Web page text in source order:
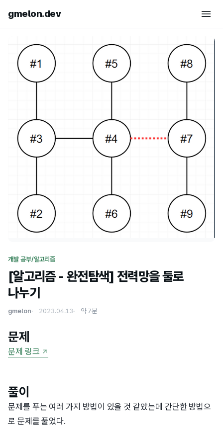
gmelon.dev
개발 공부/알고리즘
[알고리즘 - 완전탐색] 전력망을 둘로
나누기
gmelon 2023.04.13 약 7분
문제
문제 링크
풀이
문제를 푸는 여러 가지 방법이 있을 것 같았는데 간단한 방법으
로 문제를 풀었다.